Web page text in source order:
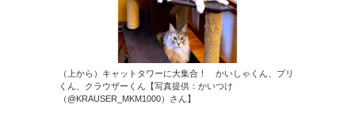
（上から）キャットタワーに大集合！ かいしゃくん、プリ
くん、クラウザーくん【写真提供：かいつけ
（@KRAUSER_MKM1000）さん】